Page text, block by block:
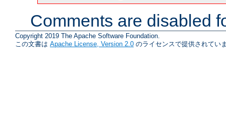
Comments are disabled
Copyright 2019 The Apache Software Foundation.
この文書は Apache License, Version 2.0 のライセンスで提供されてい